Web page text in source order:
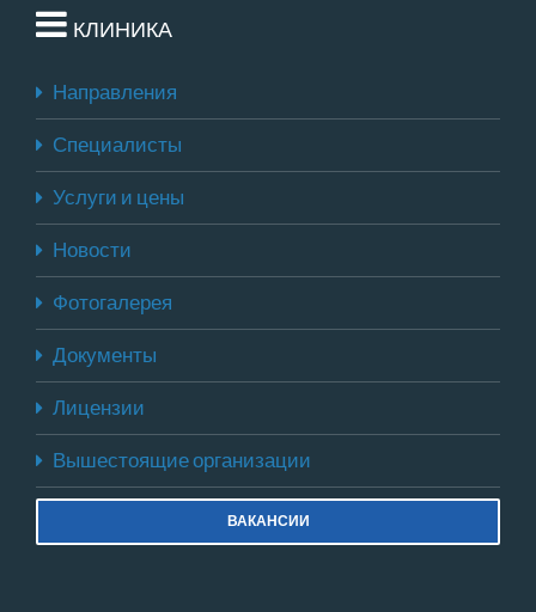
КЛИНИКА
Направления
Специалисты
Услуги и цены
Новости
Фотогалерея
Документы
Лицензии
Вышестоящие организации
ВАКАНСИИ